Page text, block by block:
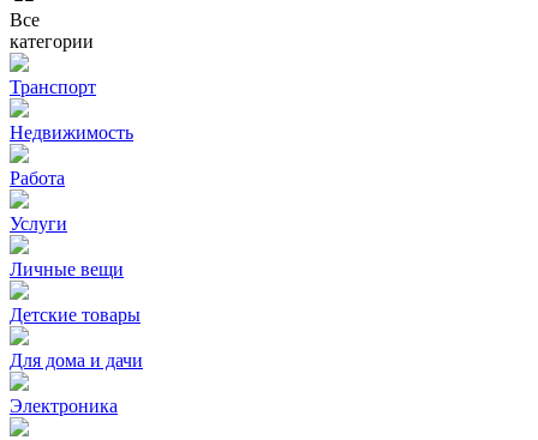
Все
категории
Транспорт
Недвижимость
Работа
Услуги
Личные вещи
Детские товары
Для дома и дачи
Электроника